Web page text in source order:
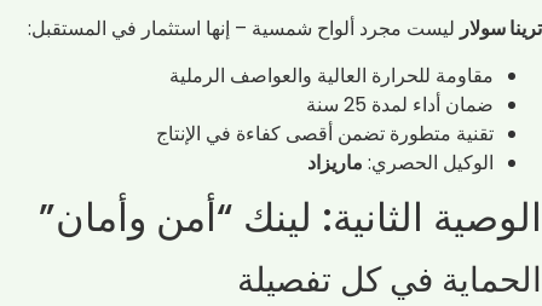
ترينا سولار ليست مجرد ألواح شمسية – إنها استثمار في المستقبل:
مقاومة للحرارة العالية والعواصف الرملية
ضمان أداء لمدة 25 سنة
تقنية متطورة تضمن أقصى كفاءة في الإنتاج
الوكيل الحصري: ماريزاد
الوصية الثانية: لينك “أمن وأمان”
الحماية في كل تفصيلة